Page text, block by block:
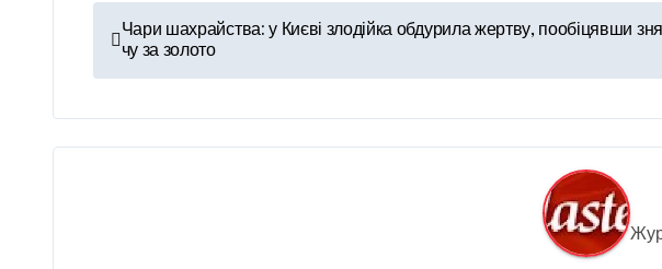
Н
а
в
і
Чари шахрайства: у Києві злодійка обдурила жертву, пообіцявши
чу за золото